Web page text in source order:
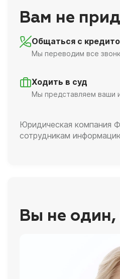
Вам не
Общаться с
Мы переводим все
Ходить в суд
Мы представляем ваши
Юридическая компания
сотрудникам
Вы не один,